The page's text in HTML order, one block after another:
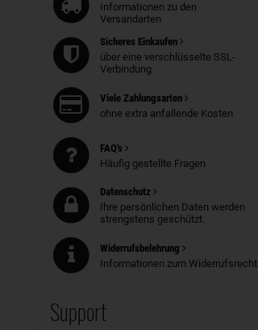
Informationen zu den
Versandarten
Sicheres Einkaufen
über eine verschlüsselte SSL-
Verbindung
Viele Zahlungsarten
ohne extra anfallende Kosten
FAQ's
Häufig gestellte Fragen
Datenschutz
Ihre persönlichen Daten werden
strengstens geschützt.
Widerrufsbelehrung
Informationen zum Widerrufsrecht
Support